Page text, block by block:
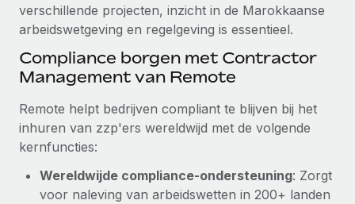
Compliance Watchtower
Blijf compliance-risico's voor
Apparaatbeheer
Lever en track wereldwijd IT-middelen
Entiteiten oprichten
Stel snel compliant entiteiten op
Mobiliteit en overplaatsing
Plaats werknemers moeiteloos over
BLOG
Global Payroll
EOR en PEO
Contractor Management
Belastingen
Naar de blog
verschillende projecten, inzicht in de Marokkaanse
arbeidswetgeving en regelgeving is essentieel.
Compliance borgen met Contractor
Management van Remote
Remote helpt bedrijven compliant te blijven bij het
inhuren van zzp'ers wereldwijd met de volgende
kernfuncties:
Wereldwijde compliance-ondersteuning: Zorgt
voor naleving van arbeidswetten in 200+ landen